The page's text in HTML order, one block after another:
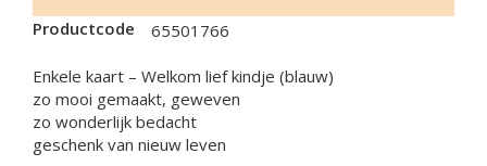
Productcode 65501766
Enkele kaart – Welkom lief kindje (blauw)
zo mooi gemaakt, geweven
zo wonderlijk bedacht
geschenk van nieuw leven